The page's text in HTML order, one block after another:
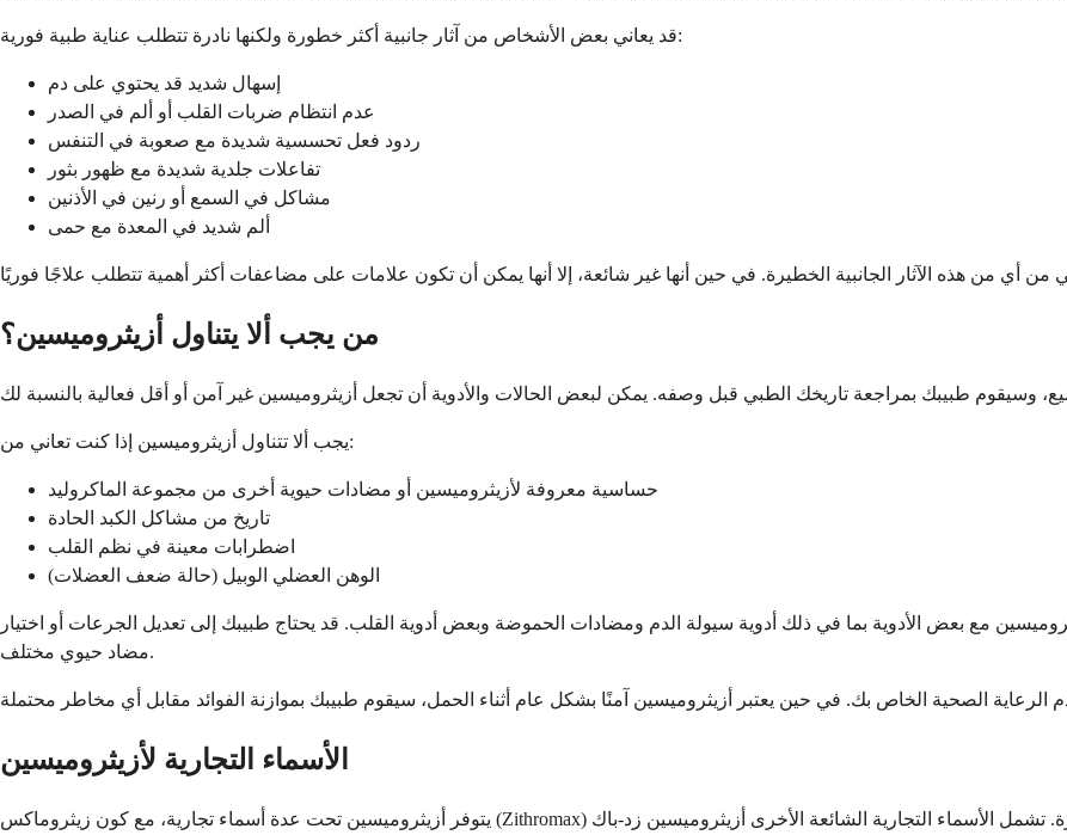
قد يعاني بعض الأشخاص من آثار جانبية أكثر خطورة ولكنها نادرة تتطلب عناية طبية فورية:
إسهال شديد قد يحتوي على دم
عدم انتظام ضربات القلب أو ألم في الصدر
ردود فعل تحسسية شديدة مع صعوبة في التنفس
تفاعلات جلدية شديدة مع ظهور بثور
مشاكل في السمع أو رنين في الأذنين
ألم شديد في المعدة مع حمى
من يجب ألا يتناول أزيثروميسين؟
يجب ألا تتناول أزيثروميسين إذا كنت تعاني من:
حساسية معروفة لأزيثروميسين أو مضادات حيوية أخرى من مجموعة الماكروليد
تاريخ من مشاكل الكبد الحادة
اضطرابات معينة في نظم القلب
الوهن العضلي الوبيل (حالة ضعف العضلات)
مع بعض الأدوية بما في ذلك أدوية سيولة الدم ومضادات الحموضة وبعض أدوية القلب. قد يحتاج طبيبك إلى تعديل الجرعات أو اختيار
مضاد حيوي مختلف.
الأسماء التجارية لأزيثروميسين